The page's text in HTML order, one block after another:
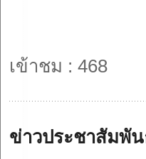
เข้าชม : 468
ข่าวประชาสัมพั